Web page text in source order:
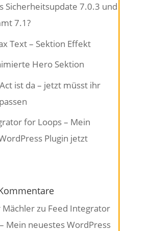
Sicherheitsupdate 7.0.3 und
7.1?
Text – Sektion Effekt
Hero Sektion
ist da – jetzt müsst ihr
for Loops – Mein
Plugin jetzt
Mächlerzu Feed Integrator
Mein neuestes WordPress